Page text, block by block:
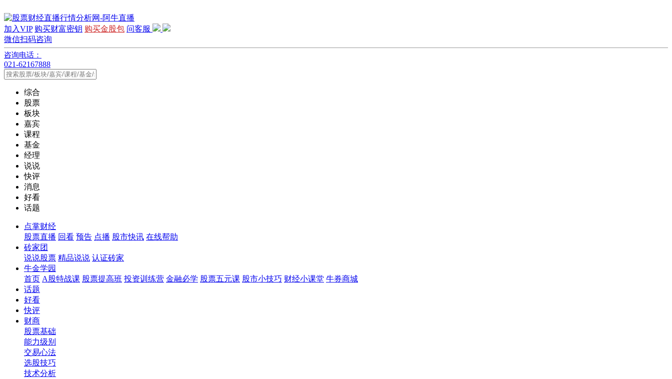
加入VIP 购买财富密钥 购买金股包 问客服
微信扫码咨询
咨询电话：
021-62167888
综合
股票
板块
嘉宾
课程
基金
经理
说说
快评
消息
好看
话题
点掌财经
股票直播 回看 预告 点播 股市快讯 在线帮助
砖家团
说说股票 精品说说 认证砖家
牛金学园
首页 A股特战课 股票提高班 投资训练营 金融必学 股票五元课 股市小技巧 财经小课堂 牛券商城
话题
好看
快评
财商
股票基础
能力级别
交易心法
选股技巧
技术分析